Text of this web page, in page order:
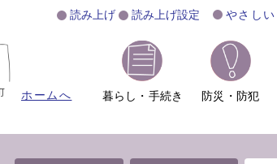
読み上げ 読み上げ設定 やさし
ホームへ 暮らし・手続き 防災・防犯